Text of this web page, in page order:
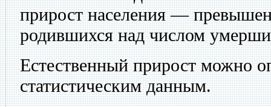
прирост населения —
родившихся над числом
Естественный прирост можно
статистическим данным.